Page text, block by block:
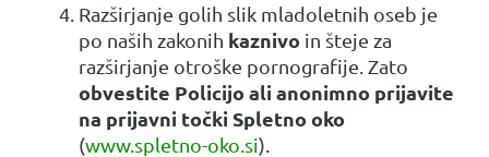
Razširjanje golih slik mladoletnih oseb je
po naših zakonih kaznivo in šteje za
razširjanje otroške pornografije. Zato
obvestite Policijo ali anonimno prijavite
na prijavni točki Spletno oko
(www.spletno-oko.si).